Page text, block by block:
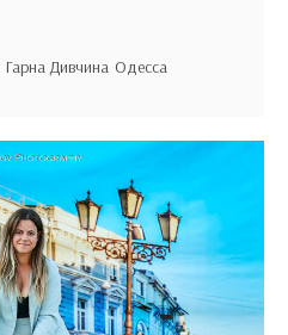
Гарна Дивчина Одесса